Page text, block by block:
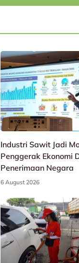
Industri Sawit Jadi
Penggerak Ekonomi
Penerimaan Negara
6 August 2026